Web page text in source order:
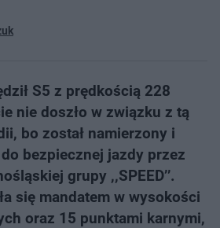
S5 z prędkością 228
nie doszło w związku z tą
bo został namierzony i
bezpiecznej jazdy przez
grupy ,,SPEED’’.
się mandatem w wysokości
oraz 15 punktami karnymi,